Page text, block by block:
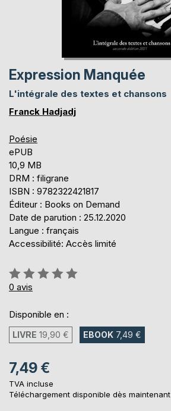
Expression Manquée
L'intégrale des textes et chansons
Franck Hadjadj
Poésie
ePUB
10,9 MB
DRM : filigrane
ISBN : 9782322421817
Éditeur : Books on Demand
Date de parution : 25.12.2020
Langue : français
Accessibilité: Accès limité
Évaluation:
0%
0 avis
Disponible en :
LIVRE 19,90 € EBOOK 7,49 €
7,49 €
TVA incluse
Téléchargement disponible dès maintenant